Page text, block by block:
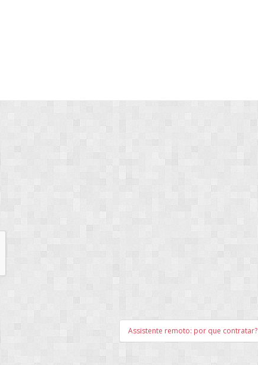
Assistente remoto: por que contratar?